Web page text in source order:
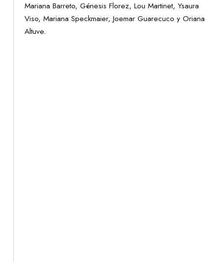
Mariana Barreto, Génesis Florez, Lou Martinet, Ysaura
Viso, Mariana Speckmaier, Joemar Guarecuco y Oriana
Altuve.